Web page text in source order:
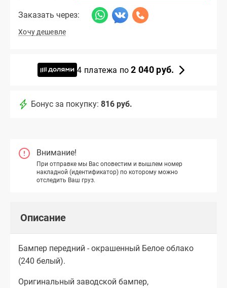
Заказать через:
Хочу дешевле
4 платежа по2 040 руб.
Бонус за покупку: 816 руб.
Внимание!
При отправке мы Вас оповестим и вышлем номер
накладной (идентификатор) по которому можно
отследить Ваш груз.
Описание
Бампер передний - окрашенный Белое облако
(240 белый).
Оригинальный заводской бампер,